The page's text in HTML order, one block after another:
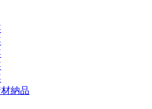
納品